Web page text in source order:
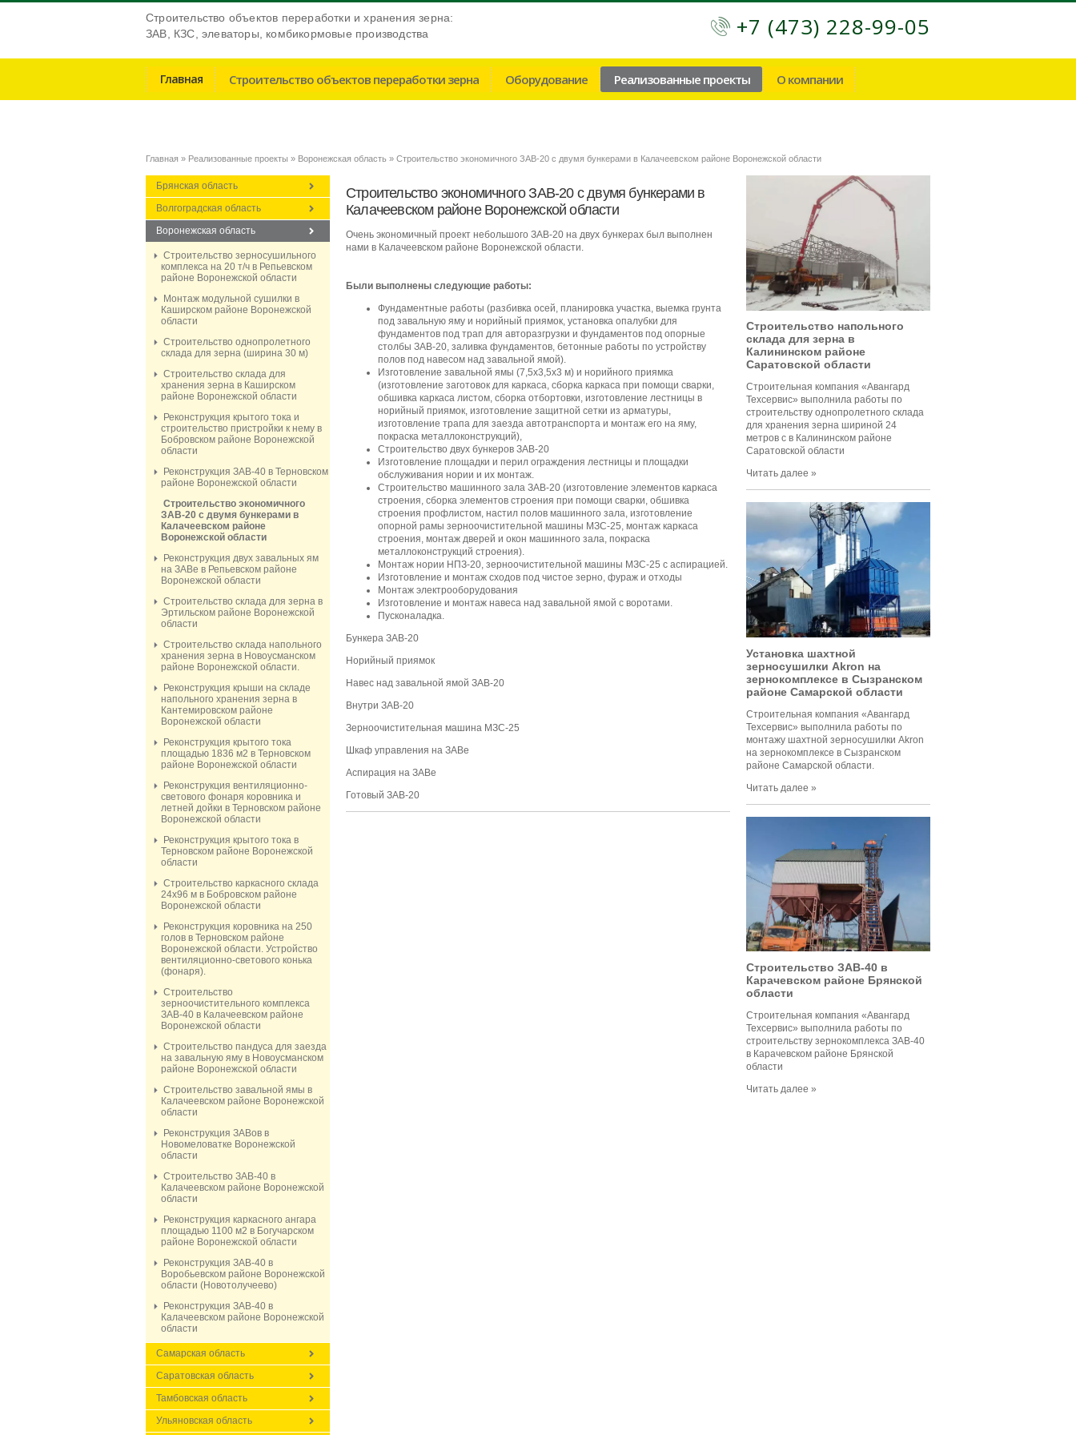
Строительство объектов переработки и хранения зерна:
ЗАВ, КЗС, элеваторы, комбикормовые производства
+7 (473) 228-99-05
Главная Строительство объектов переработки зерна Оборудование Реализованные проекты О компании
Главная Реализованные проекты Воронежская область Строительство экономичного ЗАВ-20 с двумя бункерами в Калачеевском районе Воронежской области
Строительство экономичного ЗАВ-20 с двумя бункерами в
Калачеевском районе Воронежской области
Очень экономичный проект небольшого ЗАВ-20 на двух бункерах был выполнен
нами в Калачеевском районе Воронежской области.
Были выполнены следующие работы:
Фундаментные работы (разбивка осей, планировка участка, выемка грунта
под завальную яму и норийный приямок, установка опалубки для
фундаментов под трап для авторазгрузки и фундаментов под опорные
столбы ЗАВ-20, заливка фундаментов, бетонные работы по устройству
полов под навесом над завальной ямой).
Изготовление завальной ямы (7,5х3,5х3 м) и норийного приямка
(изготовление заготовок для каркаса, сборка каркаса при помощи сварки,
обшивка каркаса листом, сборка отбортовки, изготовление лестницы в
норийный приямок, изготовление защитной сетки из арматуры,
изготовление трапа для заезда автотранспорта и монтаж его на яму,
покраска металлоконструкций),
Строительство двух бункеров ЗАВ-20
Изготовление площадки и перил ограждения лестницы и площадки
обслуживания нории и их монтаж.
Строительство машинного зала ЗАВ-20 (изготовление элементов каркаса
строения, сборка элементов строения при помощи сварки, обшивка
строения профлистом, настил полов машинного зала, изготовление
опорной рамы зерноочистительной машины МЗС-25, монтаж каркаса
строения, монтаж дверей и окон машинного зала, покраска
металлоконструкций строения).
Монтаж нории НПЗ-20, зерноочистительной машины МЗС-25 с аспирацией.
Изготовление и монтаж сходов под чистое зерно, фураж и отходы
Монтаж электрооборудования
Изготовление и монтаж навеса над завальной ямой с воротами.
Пусконаладка.
Бункера ЗАВ-20
Норийный приямок
Навес над завальной ямой ЗАВ-20
Внутри ЗАВ-20
Зерноочистительная машина МЗС-25
Шкаф управления на ЗАВе
Аспирация на ЗАВе
Готовый ЗАВ-20
Строительство напольного
склада для зерна в
Калининском районе
Саратовской области
Строительная компания «Авангард
Техсервис» выполнила работы по
строительству однопролетного склада
для хранения зерна шириной 24
метров c в Калининском районе
Саратовской области
Читать далее »
Установка шахтной
зерносушилки Akron на
зернокомплексе в Сызранском
районе Самарской области
Строительная компания «Авангард
Техсервис» выполнила работы по
монтажу шахтной зерносушилки Akron
на зернокомплексе в Сызранском
районе Самарской области.
Читать далее »
Строительство ЗАВ-40 в
Карачевском районе Брянской
области
Строительная компания «Авангард
Техсервис» выполнила работы по
строительству зернокомплекса ЗАВ-40
в Карачевском районе Брянской
области
Читать далее »
Брянская область
Волгоградская область
Воронежская область
Строительство зерносушильного
комплекса на 20 т/ч в Репьевском
районе Воронежской области
Монтаж модульной сушилки в
Каширском районе Воронежской
области
Строительство однопролетного
склада для зерна (ширина 30 м)
Строительство склада для
хранения зерна в Каширском
районе Воронежской области
Реконструкция крытого тока и
строительство пристройки к нему в
Бобровском районе Воронежской
области
Реконструкция ЗАВ-40 в Терновском
районе Воронежской области
Строительство экономичного
ЗАВ-20 с двумя бункерами в
Калачеевском районе
Воронежской области
Реконструкция двух завальных ям
на ЗАВе в Репьевском районе
Воронежской области
Строительство склада для зерна в
Эртильском районе Воронежской
области
Строительство склада напольного
хранения зерна в Новоусманском
районе Воронежской области.
Реконструкция крыши на складе
напольного хранения зерна в
Кантемировском районе
Воронежской области
Реконструкция крытого тока
площадью 1836 м2 в Терновском
районе Воронежской области
Реконструкция вентиляционно-
светового фонаря коровника и
летней дойки в Терновском районе
Воронежской области
Реконструкция крытого тока в
Терновском районе Воронежской
области
Строительство каркасного склада
24х96 м в Бобровском районе
Воронежской области
Реконструкция коровника на 250
голов в Терновском районе
Воронежской области. Устройство
вентиляционно-светового конька
(фонаря).
Строительство
зерноочистительного комплекса
ЗАВ-40 в Калачеевском районе
Воронежской области
Строительство пандуса для заезда
на завальную яму в Новоусманском
районе Воронежской области
Строительство завальной ямы в
Калачеевском районе Воронежской
области
Реконструкция ЗАВов в
Новомеловатке Воронежской
области
Строительство ЗАВ-40 в
Калачеевском районе Воронежской
области
Реконструкция каркасного ангара
площадью 1100 м2 в Богучарском
районе Воронежской области
Реконструкция ЗАВ-40 в
Воробьевском районе Воронежской
области (Новотолучеево)
Реконструкция ЗАВ-40 в
Калачеевском районе Воронежской
области
Самарская область
Саратовская область
Тамбовская область
Ульяновская область